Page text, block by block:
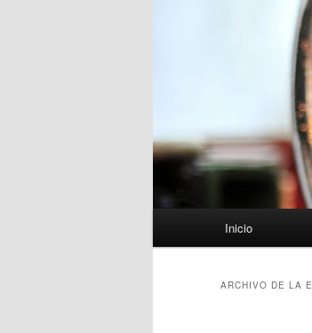
Inicio
ARCHIVO DE LA